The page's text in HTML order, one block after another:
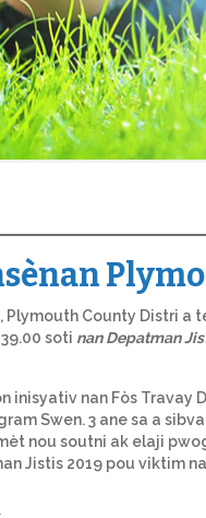
Plymouth County Distri a
soti nan Depatman
inisyativ nan Fòs
Swen. 3 ane sa a
nou soutni ak elaji
Jistis 2019 pou viktim